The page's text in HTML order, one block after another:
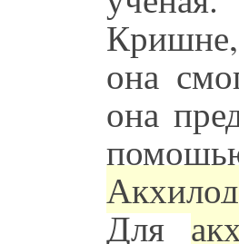
она
она
Для